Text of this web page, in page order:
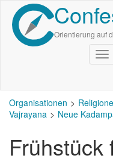
Direkt
zum
Inhalt
Orientierung auf
Organisationen
Vajrayana
Neue
Frühstück